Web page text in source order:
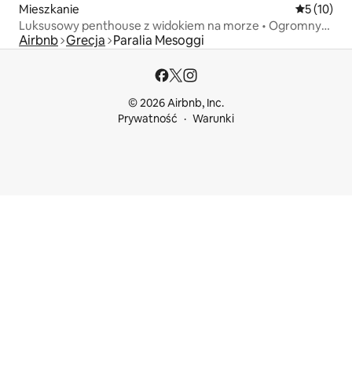
Mieszkanie Średnia
5 (10)
Luksusowy penthouse z widokiem na morze • Ogromny
taras • Garaż
Airbnb Grecja Paralia Mesoggi
© 2026 Airbnb, Inc.
Prywatność
Warunki